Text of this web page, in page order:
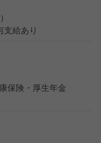
給あり
保険・厚生年金